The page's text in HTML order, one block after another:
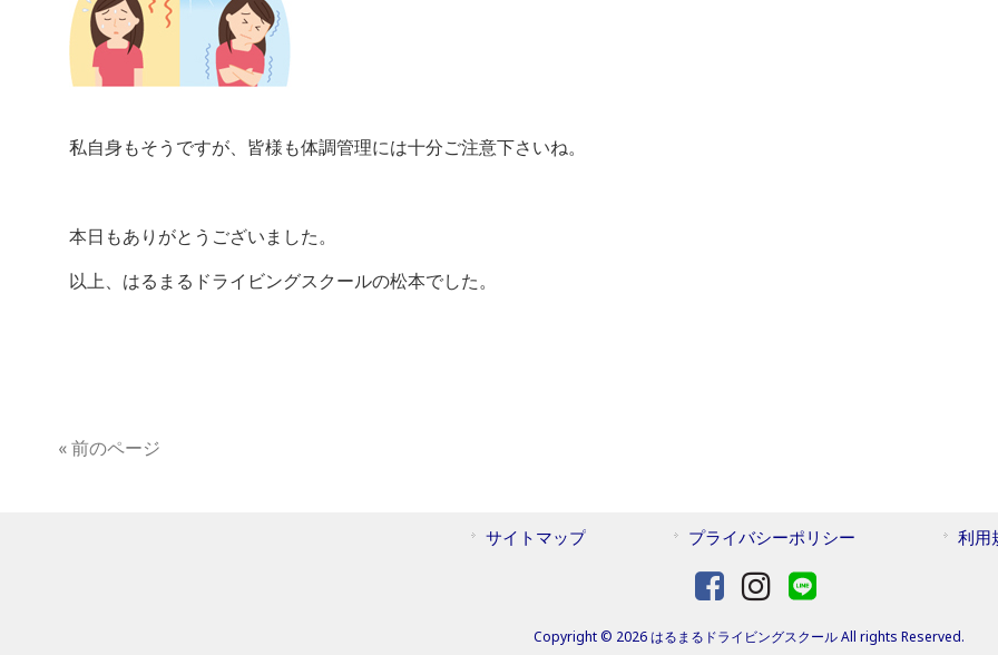
私自身もそうですが、皆様も体調管理には十分ご注意下さいね。
本日もありがとうございました。
以上、はるまるドライビングスクールの松本でした。
« 前のページ
サイトマップ プライバシーポリシー 利用
Copyright © 2026 はるまるドライビングスクール All rights Reserved.